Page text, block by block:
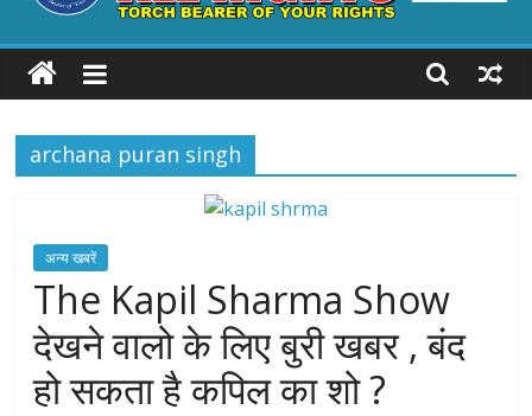
ALL
RIGHTS
Torch
your
Rights
archana puran singh
अन्य खबरें
The Kapil Sharma Show
देखने वालो के लिए बुरी खबर , बंद
हो सकता है कपिल का शो ?